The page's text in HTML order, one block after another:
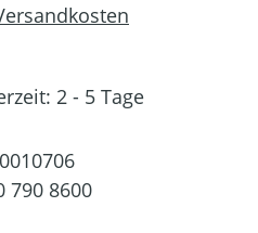
2 - 5 Tage
790 8600